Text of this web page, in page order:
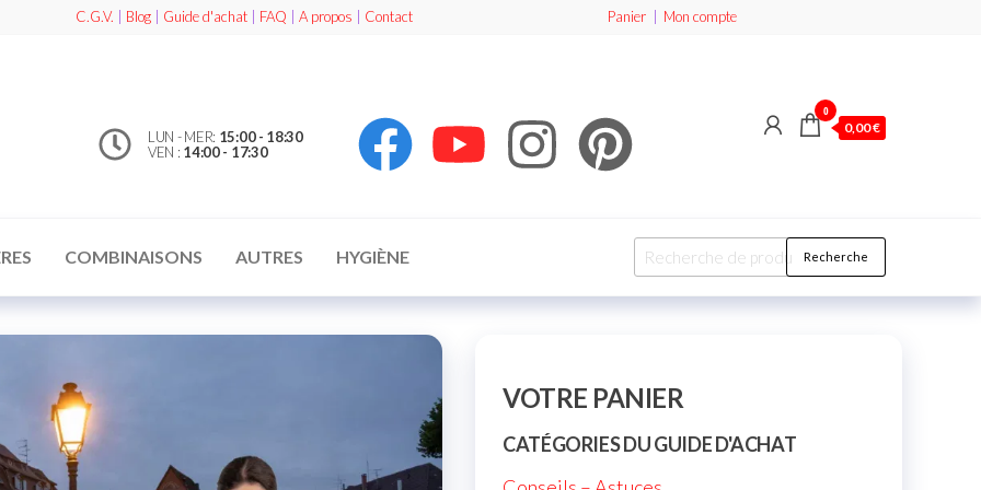
C.G.V. Blog| Guide d'achat| FAQ A propos Contact Panier Mon compte
LUN - MER: 15:00 - 18:30
VEN : 14:00 - 17:30
0
0,00 €
COMBINAISONS AUTRES HYGIÈNE Recherche
VOTRE PANIER
CATÉGORIES DU GUIDE D'ACHAT